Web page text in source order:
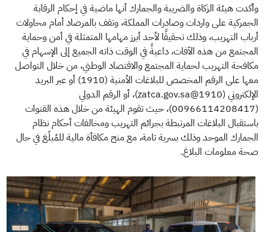
وأكدت هيئة الزكاة والضريبة والجمارك أنها ماضية في إحكام الرقابة
الجمركية على واردات وصادرات المملكة، وتقف بالمرصاد أمام محاولات
أرباب التهريب، وذلك تحقيقًا لأحد أبرز مهامها المتمثلة في أمن وحماية
المجتمع من هذه الآفات، داعيةً في الوقت ذاته الجميع إلى الإسهام في
مكافحة التهريب لحماية المجتمع والاقتصاد الوطني، من خلال التواصل
معها على الرقم المخصص للبلاغات الأمنية (1910) أو عبر البريد
الإلكتروني (1910@zatca.gov.sa)، أو الرقم الدولي
(00966114208417)، حيث تقوم الهيئة من خلال هذه القنوات
باستقبال البلاغات المرتبطة بجرائم التهريب ومخالفات أحكام نظام
الجمارك الموحد وذلك بسرية تامة، مع منح مكافأة مالية للمُبلّغ في حال
صحة معلومات البلاغ.